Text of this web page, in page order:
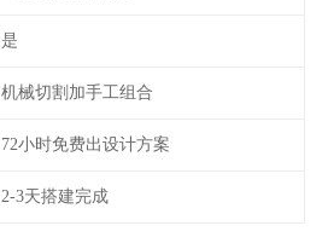
是
机械切割加手工组合
72小时免费出设计方案
2-3天搭建完成